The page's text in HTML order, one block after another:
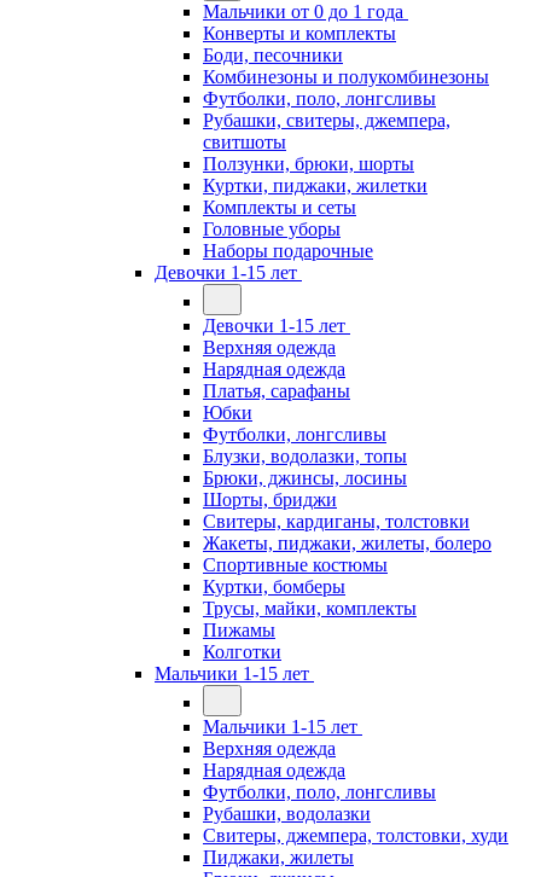
Мальчики от 0 до 1 года
Конверты и комплекты
Боди, песочники
Комбинезоны и полукомбинезоны
Футболки, поло, лонгсливы
Рубашки, свитеры, джемпера,
свитшоты
Ползунки, брюки, шорты
Куртки, пиджаки, жилетки
Комплекты и сеты
Головные уборы
Наборы подарочные
Девочки 1-15 лет
Девочки 1-15 лет
Верхняя одежда
Нарядная одежда
Платья, сарафаны
Юбки
Футболки, лонгсливы
Блузки, водолазки, топы
Брюки, джинсы, лосины
Шорты, бриджи
Свитеры, кардиганы, толстовки
Жакеты, пиджаки, жилеты, болеро
Спортивные костюмы
Куртки, бомберы
Трусы, майки, комплекты
Пижамы
Колготки
Мальчики 1-15 лет
Мальчики 1-15 лет
Верхняя одежда
Нарядная одежда
Футболки, поло, лонгсливы
Рубашки, водолазки
Свитеры, джемпера, толстовки, худи
Пиджаки, жилеты